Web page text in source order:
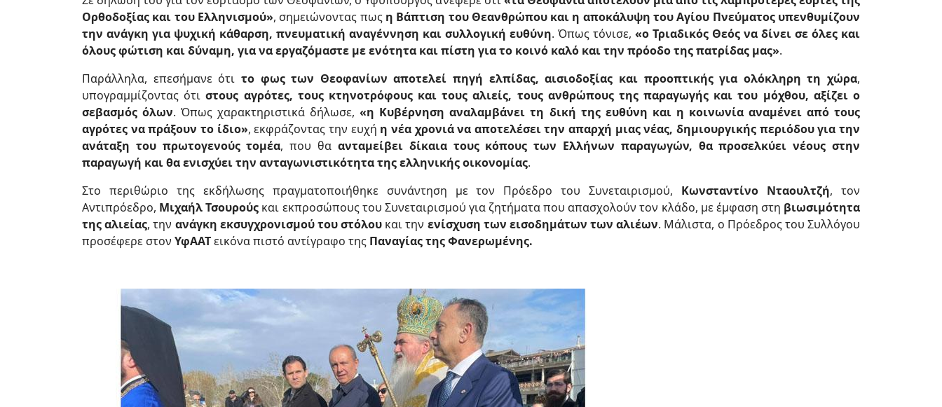
Ορθοδοξίας και του Ελληνισμού», σημειώνοντας πως η Βάπτιση του Θεανθρώπου και η αποκάλυψη του Αγίου Πνεύματος υπενθυμίζουν
την ανάγκη για ψυχική κάθαρση, πνευματική αναγέννηση και συλλογική ευθύνη. Όπως τόνισε, «ο Τριαδικός Θεός να δίνει σε όλες και
όλους φώτιση και δύναμη, για να εργαζόμαστε με ενότητα και πίστη για το κοινό καλό και την πρόοδο της πατρίδας μας».
Παράλληλα, επεσήμανε ότι το φως των Θεοφανίων αποτελεί πηγή ελπίδας, αισιοδοξίας και προοπτικής για ολόκληρη τη χώρα,
υπογραμμίζοντας ότιστους αγρότες, τους κτηνοτρόφους και τους αλιείς, τους ανθρώπους της παραγωγής και του μόχθου, αξίζει ο
σεβασμός όλων. Όπως χαρακτηριστικά δήλωσε,«η Κυβέρνηση αναλαμβάνει τη δική της ευθύνη και η κοινωνία αναμένει από τους
αγρότες να πράξουν το ίδιο», εκφράζοντας την ευχή η νέα χρονιά να αποτελέσει την απαρχή μιας νέας, δημιουργικής περιόδου για την
ανάταξη του πρωτογενούς τομέα, που θα ανταμείβει δίκαια τους κόπους των Ελλήνων παραγωγών, θα προσελκύει νέους στην
παραγωγή και θα ενισχύει την ανταγωνιστικότητα της ελληνικής οικονομίας.
Στο περιθώριο της εκδήλωσης πραγματοποιήθηκε συνάντηση με τον Πρόεδρο του Συνεταιρισμού, Κωνσταντίνο Νταουλτζή, τον
Αντιπρόεδρο, Μιχαήλ Τσουρούς και εκπροσώπους του Συνεταιρισμού για ζητήματα που απασχολούν τον κλάδο, με έμφαση στη βιωσιμότητα
της αλιείας, την ανάγκη εκσυγχρονισμού του στόλου και την ενίσχυση των εισοδημάτων των αλιέων. Μάλιστα, ο Πρόεδρος του Συλλόγου
προσέφερε στον ΥφΑΑΤεικόνα πιστό αντίγραφο της Παναγίας της Φανερωμένης.